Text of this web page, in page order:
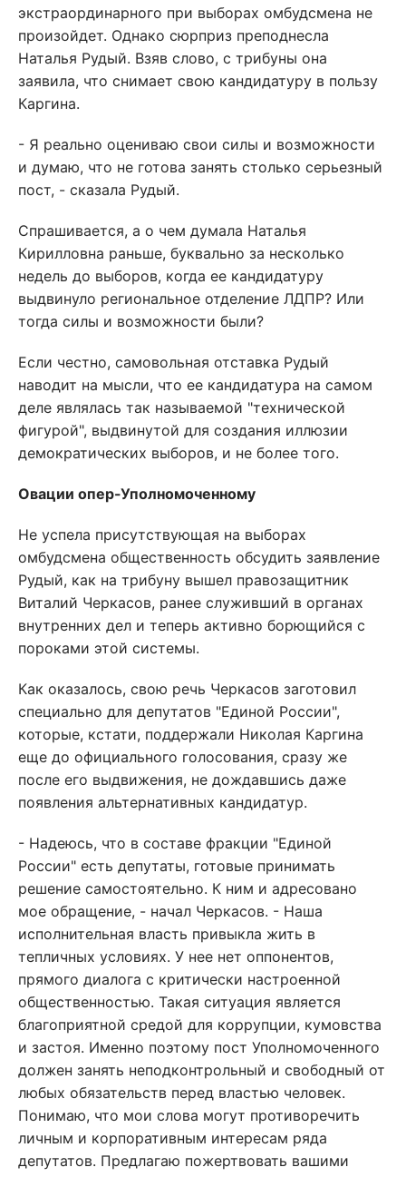
экстраординарного при выборах омбудсмена не
произойдет. Однако сюрприз преподнесла
Наталья Рудый. Взяв слово, с трибуны она
заявила, что снимает свою кандидатуру в пользу
Каргина.
- Я реально оцениваю свои силы и возможности
и думаю, что не готова занять столько серьезный
пост, - сказала Рудый.
Спрашивается, а о чем думала Наталья
Кирилловна раньше, буквально за несколько
недель до выборов, когда ее кандидатуру
выдвинуло региональное отделение ЛДПР? Или
тогда силы и возможности были?
Если честно, самовольная отставка Рудый
наводит на мысли, что ее кандидатура на самом
деле являлась так называемой "технической
фигурой", выдвинутой для создания иллюзии
демократических выборов, и не более того.
Овации опер-Уполномоченному
Не успела присутствующая на выборах
омбудсмена общественность обсудить заявление
Рудый, как на трибуну вышел правозащитник
Виталий Черкасов, ранее служивший в органах
внутренних дел и теперь активно борющийся с
пороками этой системы.
Как оказалось, свою речь Черкасов заготовил
специально для депутатов "Единой России",
которые, кстати, поддержали Николая Каргина
еще до официального голосования, сразу же
после его выдвижения, не дождавшись даже
появления альтернативных кандидатур.
- Надеюсь, что в составе фракции "Единой
России" есть депутаты, готовые принимать
решение самостоятельно. К ним и адресовано
мое обращение, - начал Черкасов. - Наша
исполнительная власть привыкла жить в
тепличных условиях. У нее нет оппонентов,
прямого диалога с критически настроенной
общественностью. Такая ситуация является
благоприятной средой для коррупции, кумовства
и застоя. Именно поэтому пост Уполномоченного
должен занять неподконтрольный и свободный от
любых обязательств перед властью человек.
Понимаю, что мои слова могут противоречить
личным и корпоративным интересам ряда
депутатов. Предлагаю пожертвовать вашими